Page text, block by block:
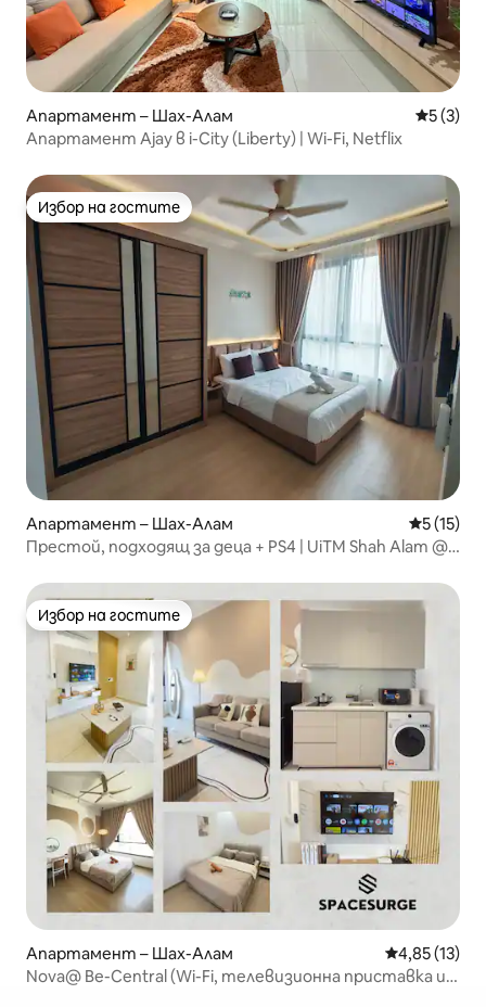
Апартамент – Шах-Алам Средна
5 (3)
Апартамент Ajay в i-City (Liberty) | Wi-Fi, Netflix
Избор на гостите
Избор на гостите
Апартамент – Шах-Алам Средна
5 (15)
Престой, подходящ за деца + PS4 | UiTM Shah Alam @
Избор на гостите
Избор на гостите
Апартамент – Шах-Алам Средна
4,85 (13)
Nova@ Be-Central (Wi-Fi, телевизионна приставка и 1